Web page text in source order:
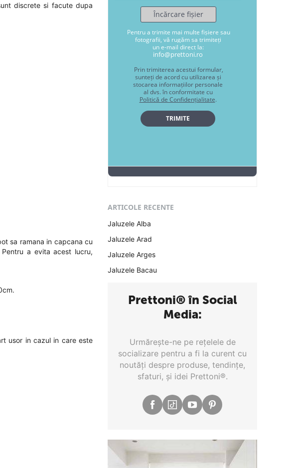
discrete si facute dupa
sa ramana in capcana cu
a evita acest lucru,
usor in cazul in care este
ARTICOLE RECENTE
Jaluzele Alba
Jaluzele Arad
Jaluzele Arges
Jaluzele Bacau
Prettoni® în Social
Media:
Urmăreşte-ne pe reţelele de
socializare pentru a fi la curent cu
noutăţi despre produse, tendinţe,
sfaturi, şi idei Prettoni®.